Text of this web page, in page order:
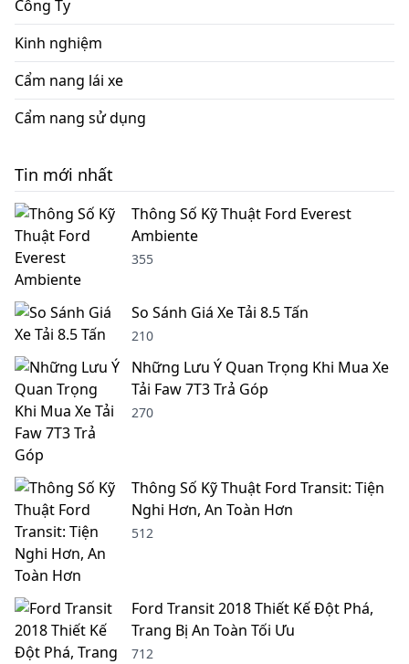
Công Ty
Kinh nghiệm
Cẩm nang lái xe
Cẩm nang sử dụng
Tin mới nhất
Thông Số Kỹ Thuật Ford Everest
Ambiente
355
So Sánh Giá Xe Tải 8.5 Tấn
210
Những Lưu Ý Quan Trọng Khi Mua Xe
Tải Faw 7T3 Trả Góp
270
Thông Số Kỹ Thuật Ford Transit: Tiện
Nghi Hơn, An Toàn Hơn
512
Ford Transit 2018 Thiết Kế Đột Phá,
Trang Bị An Toàn Tối Ưu
712